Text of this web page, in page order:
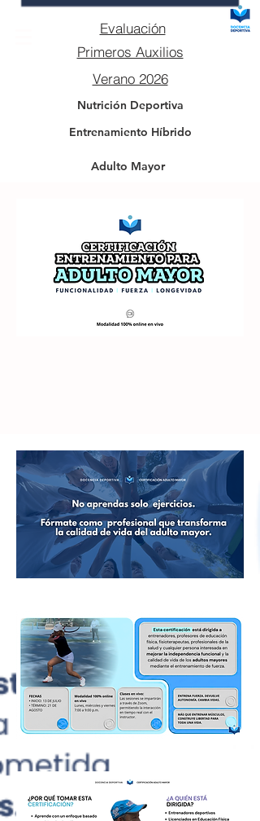
Evaluación
Primeros Auxilios
Verano 2026
Nutrición Deportiva
Entrenamiento Híbrido
Adulto Mayor